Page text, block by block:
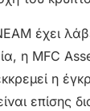
έχει
η MFC
η
επίσης